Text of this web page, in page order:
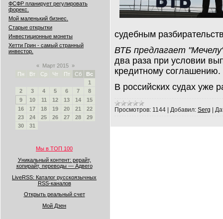
ФСФР планирует регулировать
форекс.
Мой маленький бизнес.
Старые открытки
Инвестиционные монеты
Хетти Грин - самый странный
инвестор.
« Март 2015 »
Пн
Вт Ср Чт Пт Сб
Вс
1
2
3 4 5 6 7
8
9
10 11 12 13 14
15
16
17 18 19 20 21
22
23
24 25 26 27 28
29
30
31
Мы в ТОП 100
Уникальный контент: рерайт,
копирайт, переводы — Адвего
LiveRSS: Каталог русскоязычных
RSS-каналов
Открыть реальный счет
Мой Дзен
судебным
ВТБ предлагает
два раза при условии
кредитному соглашению.
В российских судах уже
Просмотров: 1144 Добавил: Serg